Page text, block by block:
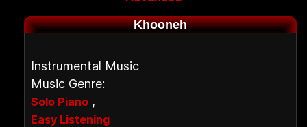
Khooneh
Instrumental Music
Music Genre:
Solo Piano ,
Easy Listening